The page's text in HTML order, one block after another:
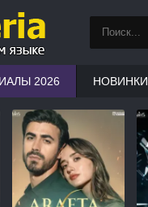
2026 НОВИНКИ